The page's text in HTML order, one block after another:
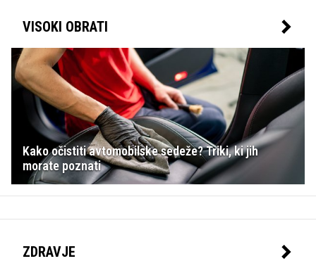
VISOKI OBRATI
Kako očistiti avtomobilske sedeže? Triki, ki jih
morate poznati
ZDRAVJE